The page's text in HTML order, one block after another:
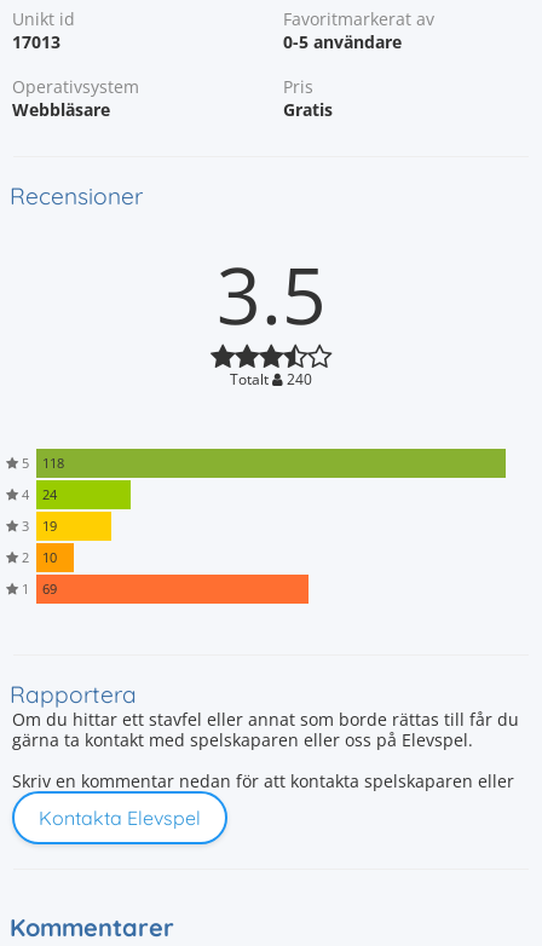
Unikt id
17013
Favoritmarkerat av
0-5 användare
Operativsystem
Webbläsare
Pris
Gratis
Recensioner
3.5
Totalt 240
5
118
4
24
3
19
2
10
1
69
Rapportera
Om du hittar ett stavfel eller annat som borde rättas till får du
gärna ta kontakt med spelskaparen eller oss på Elevspel.
Skriv en kommentar nedan för att kontakta spelskaparen eller
Kontakta Elevspel
Kommentarer